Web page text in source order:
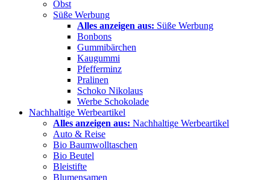
Obst
Süße Werbung
Alles anzeigen aus: Süße Werbung
Bonbons
Gummibärchen
Kaugummi
Pfefferminz
Pralinen
Schoko Nikolaus
Werbe Schokolade
Nachhaltige Werbeartikel
Alles anzeigen aus: Nachhaltige Werbeartikel
Auto & Reise
Bio Baumwolltaschen
Bio Beutel
Bleistifte
Blumensamen